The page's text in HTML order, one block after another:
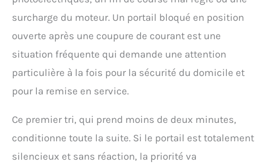
surcharge du moteur. Un portail bloqué en position
ouverte après une coupure de courant est une
situation fréquente qui demande une attention
particulière à la fois pour la sécurité du domicile et
pour la remise en service.
Ce premier tri, qui prend moins de deux minutes,
conditionne toute la suite. Si le portail est totalement
silencieux et sans réaction, la priorité va